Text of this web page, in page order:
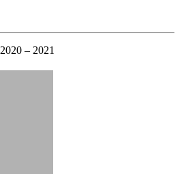
2020 – 2021